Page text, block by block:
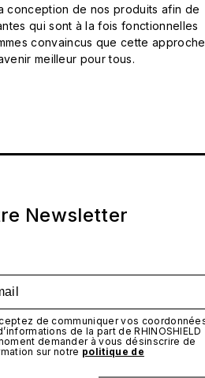
conception de nos produits afin de
qui sont à la fois fonctionnelles
convaincus que cette approche
meilleur pour tous.
Newsletter
de communiquer vos
de la part de RHINOSHIELD
demander à vous désinscrire de
sur notre politique de